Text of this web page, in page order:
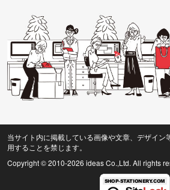
当サイト内に掲載している画像や文章、デザイン
用することを禁じます。
Copyright © 2010-2026 ideas Co.,Ltd. All rights